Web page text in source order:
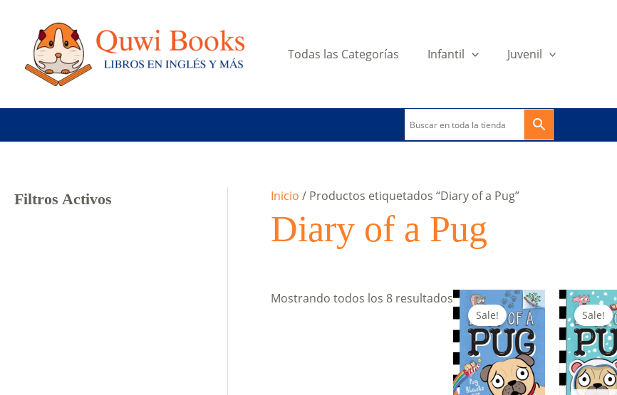
contenido
Todas las Categorías Infantil Juvenil
Filtros Activos Inicio / Productos etiquetados “Diary of a Pug”
Diary of a Pug
Mostrando todos los 8 resultados
Sale! Sale!